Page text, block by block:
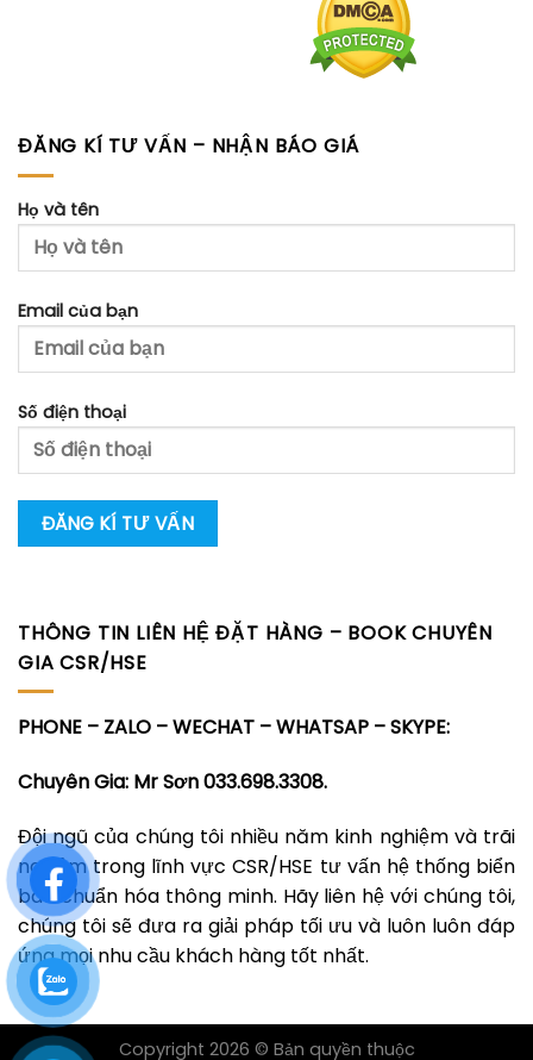
ĐĂNG KÍ TƯ VẤN – NHẬN BÁO GIÁ
Họ và tên
Email của bạn
Số điện thoại
THÔNG TIN LIÊN HỆ ĐẶT HÀNG – BOOK CHUYÊN
GIA CSR/HSE
PHONE – ZALO – WECHAT – WHATSAP – SKYPE:
Chuyên Gia: Mr Sơn 033.698.3308.
Đội ngũ của chúng tôi nhiều năm kinh nghiệm và trãi
nghiệm trong lĩnh vực CSR/HSE tư vấn hệ thống biển
báo chuẩn hóa thông minh. Hãy liên hệ với chúng tôi,
chúng tôi sẽ đưa ra giải pháp tối ưu và luôn luôn đáp
ứng mọi nhu cầu khách hàng tốt nhất.
Copyright 2026 © Bản quyền thuộc